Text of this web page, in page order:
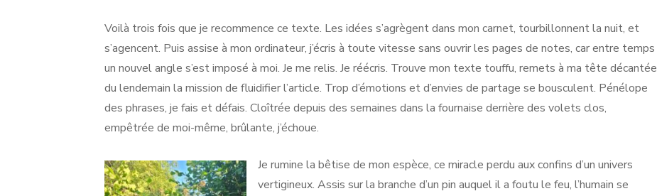
Voilà trois fois que je recommence ce texte. Les idées s’agrègent dans mon carnet, tourbillonnent la nuit, et
s’agencent. Puis assise à mon ordinateur, j’écris à toute vitesse sans ouvrir les pages de notes, car entre temps
un nouvel angle s’est imposé à moi. Je me relis. Je réécris. Trouve mon texte touffu, remets à ma tête décantée
du lendemain la mission de fluidifier l’article. Trop d’émotions et d’envies de partage se bousculent. Pénélope
des phrases, je fais et défais. Cloîtrée depuis des semaines dans la fournaise derrière des volets clos,
empêtrée de moi-même, brûlante, j’échoue.
Je rumine la bêtise de mon espèce, ce miracle perdu aux confins d’un univers
vertigineux. Assis sur la branche d’un pin auquel il a foutu le feu, l’humain se